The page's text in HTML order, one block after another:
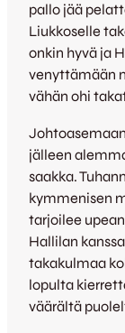
pallo jää
Liukkoselle
onkin hyvä ja
venyttämään
vähän ohi
jälleen
saakka.
kymmenisen
tarjoilee
Hallilan
takakulmaa
lopulta
väärältä